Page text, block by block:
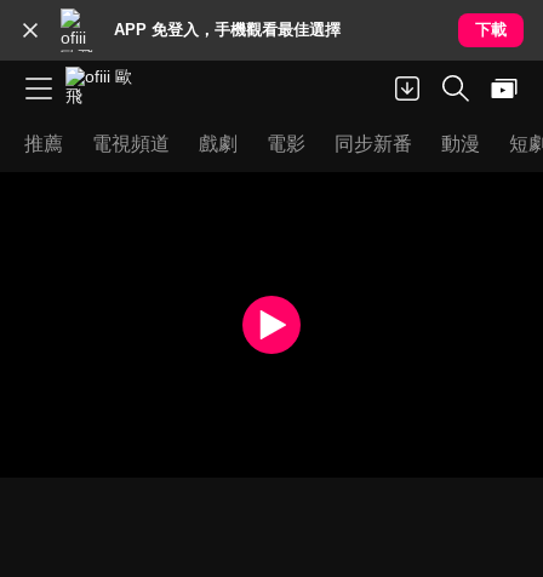
APP 免登入，手機觀看最佳選擇 下載
推薦 電視頻道 戲劇 電影 同步新番 動漫 短